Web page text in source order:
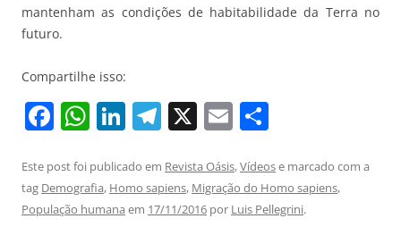
mantenham as condições de habitabilidade da Terra no
futuro.
Compartilhe isso:
F
c
e
W
at
s
Li
k
e
T
e
gr
X E
ai
l
ar
e
Este post foi publicado em Revista Oásis,Vídeose marcado com a
tag Demografia, Homo sapiens, Migração do Homo sapiens,
População humana em 17/11/2016 por Luis Pellegrini.